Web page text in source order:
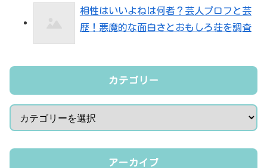
相性はいいよねは何者？芸人プロフと芸
歴！悪魔的な面白さとおもしろ荘を調査
カテゴリー
アーカイブ